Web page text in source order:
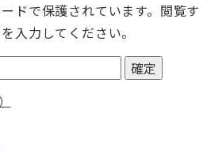
ドで保護されています。閲覧す
入力してください。